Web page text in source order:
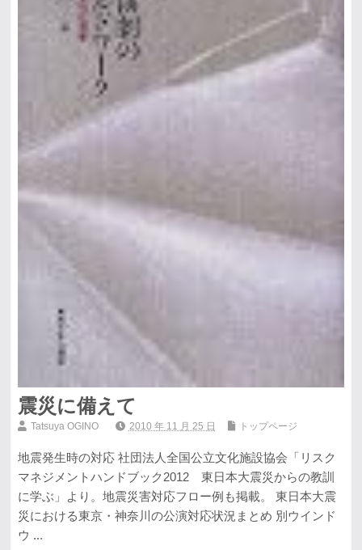
震災に備えて
Tatsuya OGINO 2010 年 11 月 25 日 トップページ
地震発生時の対応 社団法人全国公立文化施設協会「リスク
マネジメントハンドブック2012 東日本大震災からの教訓
に学ぶ」より。地震災害対応フロー例も掲載。 東日本大震
災における東京・神奈川の公演対応状況まとめ 別ウインド
ウ ...